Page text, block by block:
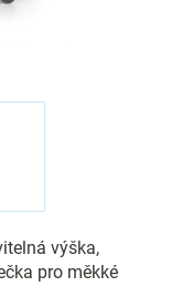
výška,
pro měkké